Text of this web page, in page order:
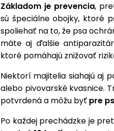
Základom je prevencia,
sú špeciálne obojky, ktoré
spoliehať na to, že psa
máte aj ďalšie
ktoré pomáhajú znižovať
Niektorí majitelia siahajú aj
alebo pivovarské kvasnice.
potvrdená a môžu byť pre
Po každej prechádzke je